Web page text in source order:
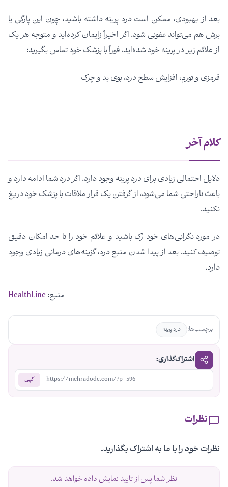
بعد از بهبودی، ممکن است درد پرینه داشته باشید، چون این پارگی یا
برش هم می‌تواند عفونی شود. اگر اخیراً زایمان کرده‌اید و متوجه هر یک
از علائم زیر در پرینه خود شده‌اید، فوراً با پزشک خود تماس بگیرید:
قرمزی و تورم، افزایش سطح درد، بوی بد و چرک
کلام آخر
دلایل احتمالی زیادی برای درد پرینه وجود دارد. اگر درد شما ادامه دارد و
باعث ناراحتی شما می‌شود، از گرفتن یک قرار ملاقات با پزشک خود دریغ
نکنید.
در مورد نگرانی‌های خود رُک باشید و علائم خود را تا حد امکان دقیق
توصیف کنید. بعد از پیدا شدن منبع درد، گزینه‌های درمانی زیادی وجود
دارد.
منبع:HealthLine
برچسب‌ها: درد پرینه
اشتراک‌گذاری:
https://mehradodc.com/?p=596 کپی
نظرات
نظرات خود را با ما به اشتراک بگذارید.
نظر شما پس از تایید نمایش داده خواهد شد.